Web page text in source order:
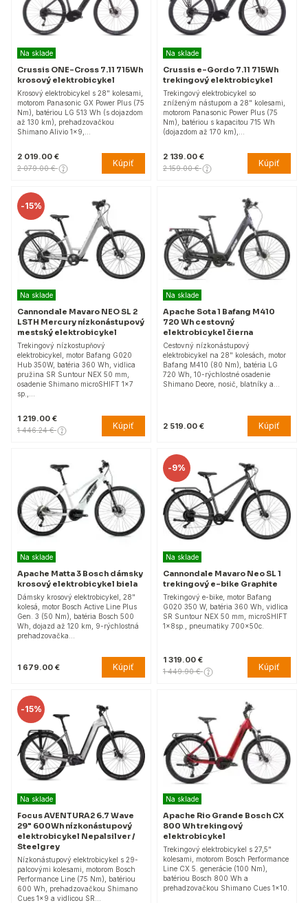
Na sklade
Crussis ONE-Cross 7.11 715Wh
krosový elektrobicykel
Krosový elektrobicykel s 28" kolesami,
motorom Panasonic GX Power Plus (75
Nm), batériou LG 513 Wh (s dojazdom
až 130 km), prehadzovačkou
Shimano Alivio 1x9,…
2 019.00 €
2 079.00 € Kúpiť
Na sklade
Crussis e-Gordo 7.11 715Wh
trekingový elektrobicykel
Trekingový elektrobicykel so
zníženým nástupom a 28" kolesami,
motorom Panasonic Power Plus (75
Nm), batériou s kapacitou 715 Wh
(dojazdom až 170 km),…
2 139.00 €
2 159.00 € Kúpiť
-15%
Na sklade
Cannondale Mavaro NEO SL 2
LSTH Mercury nízkonástupový
mestský elektrobicykel
Trekingový nízkostupňový
elektrobicykel, motor Bafang G020
Hub 350W, batéria 360 Wh, vidlica
pružina SR Suntour NEX 50 mm,
osadenie Shimano microSHIFT 1x7
sp.,…
1 219.00 €
1 446.24 € Kúpiť
Na sklade
Apache Sota 1 Bafang M410
720 Wh cestovný
elektrobicykel čierna
Cestovný nízkonástupový
elektrobicykel na 28" kolesách, motor
Bafang M410 (80 Nm), batéria LG
720 Wh, 10-rýchlostné osadenie
Shimano Deore, nosič, blatníky a…
2 519.00 € Kúpiť
Na sklade
Apache Matta 3 Bosch dámsky
krosový elektrobicykel biela
Dámsky krosový elektrobicykel, 28"
kolesá, motor Bosch Active Line Plus
Gen. 3 (50 Nm), batéria Bosch 500
Wh, dojazd až 120 km, 9-rýchlostná
prehadzovačka…
1 679.00 € Kúpiť
-9%
Na sklade
Cannondale Mavaro Neo SL 1
trekingový e-bike Graphite
Trekingový e-bike, motor Bafang
G020 350 W, batéria 360 Wh, vidlica
SR Suntour NEX 50 mm, microSHIFT
1x8sp., pneumatiky 700x50c.
1 319.00 €
1 449.90 € Kúpiť
-15%
Na sklade
Focus AVENTURA2 6.7 Wave
29" 600Wh nízkonástupový
elektrobicykel Nepalsilver /
Steelgrey
Nízkonástupový elektrobicykel s 29-
palcovými kolesami, motorom Bosch
Performance Line (75 Nm), batériou
600 Wh, prehadzovačkou Shimano
Cues 1x9 a vidlicou SR…
Na sklade
Apache Rio Grande Bosch CX
800 Wh trekingový
elektrobicykel
Trekingový elektrobicykel s 27,5"
kolesami, motorom Bosch Performance
Line CX 5. generácie (100 Nm),
batériou Bosch 800 Wh a
prehadzovačkou Shimano Cues 1x10.